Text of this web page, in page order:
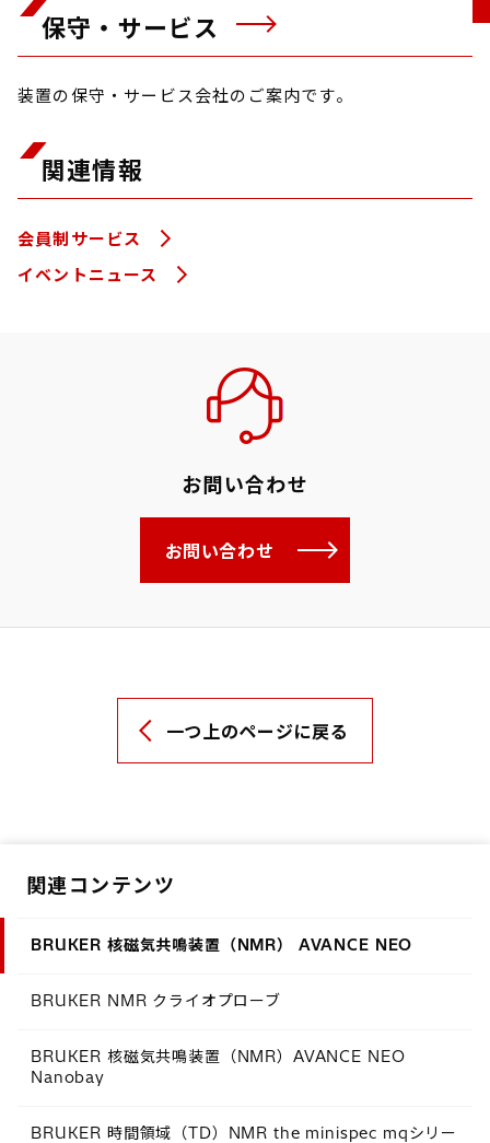
保守・サービス
装置の保守・サービス会社のご案内です。
関連情報
会員制サービス
イベントニュース
お問い合わせ
お問い合わせ
一つ上のページに戻る
関連コンテンツ
BRUKER 核磁気共鳴装置（NMR） AVANCE NEO
BRUKER NMR クライオプローブ
BRUKER 核磁気共鳴装置（NMR）AVANCE NEO
Nanobay
BRUKER 時間領域（TD）NMR the minispec mqシリー